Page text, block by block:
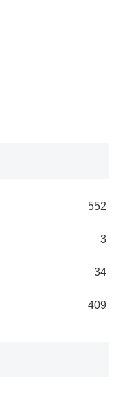
552
3
34
409